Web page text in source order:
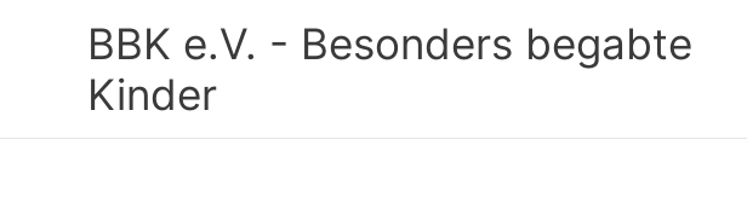
BBK e.V. - Besonders begabte
Kinder